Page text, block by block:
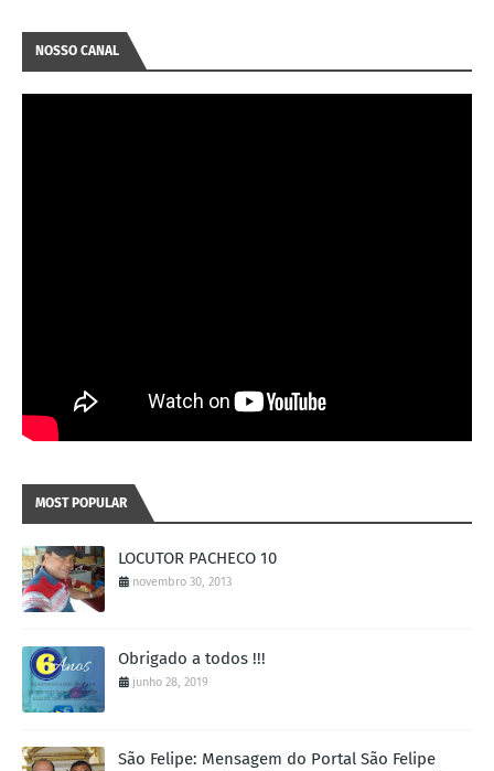
NOSSO CANAL
MOST POPULAR
LOCUTOR PACHECO 10
novembro 30, 2013
Obrigado a todos !!!
junho 28, 2019
São Felipe: Mensagem do Portal São Felipe